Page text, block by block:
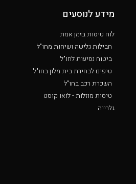
מידע לנוסעים
לוח טיסות בזמן אמת
חבילות גלישה ושיחות מחו"ל
ביטוח נסיעות לחו"ל
טיפים לבחירת בית מלון בחו"ל
השכרת רכב בחו"ל
טיסות מוזלות - לואו קוסט
גלרייה